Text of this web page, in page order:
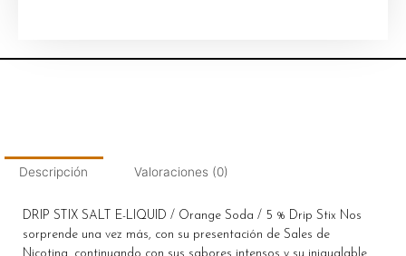
Descripción Valoraciones (0)
DRIP STIX SALT E-LIQUID / Orange Soda / 5 % Drip Stix Nos
sorprende una vez más, con su presentación de Sales de